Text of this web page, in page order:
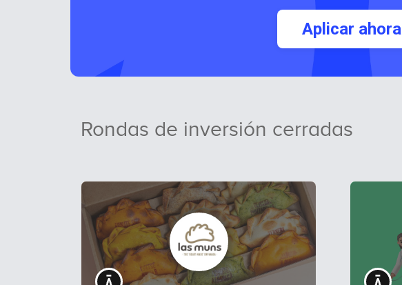
Aplicar ahora
Rondas de inversión cerradas